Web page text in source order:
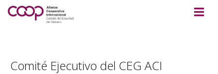
Comité Ejecutivo del CEG ACI